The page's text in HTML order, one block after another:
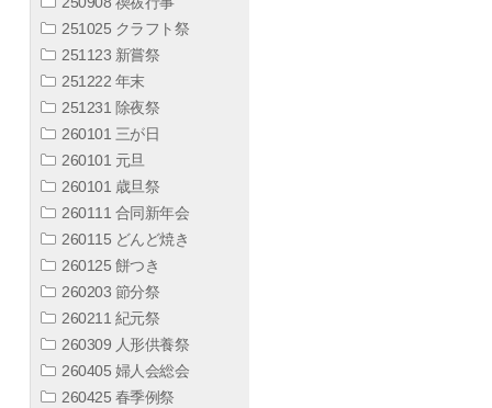
251025 クラフト祭
251123 新嘗祭
251222 年末
251231 除夜祭
260101 三が日
260101 元旦
260101 歳旦祭
260111 合同新年会
260115 どんど焼き
260125 餅つき
260203 節分祭
260211 紀元祭
260309 人形供養祭
260405 婦人会総会
260425 春季例祭